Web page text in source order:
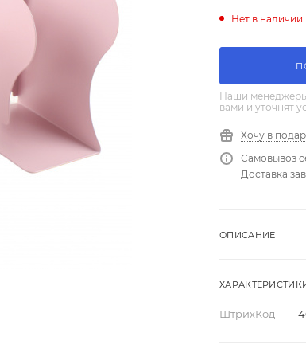
Нет в наличии
Наши менеджеры
вами и уточнят
Хочу в
Самовывоз
Доставка
ОПИСАНИЕ
ШтрихКод —